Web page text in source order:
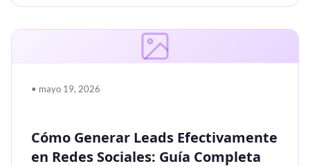
• mayo 19, 2026
Cómo Generar Leads Efectivamente
en Redes Sociales: Guía Completa